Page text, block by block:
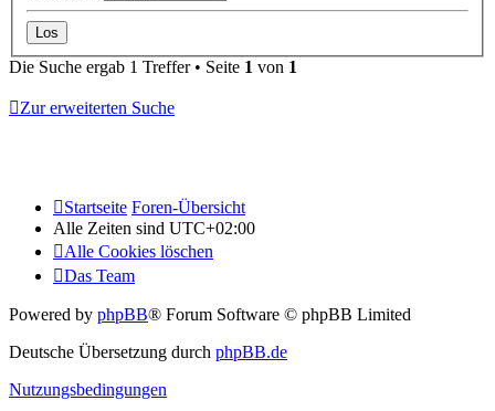
Die Suche ergab 1 Treffer • Seite 1 von 1
Zur erweiterten Suche
Startseite Foren-Übersicht
Alle Zeiten sind UTC+02:00
Alle Cookies löschen
Das Team
Powered by phpBB® Forum Software © phpBB Limited
Deutsche Übersetzung durch phpBB.de
Nutzungsbedingungen